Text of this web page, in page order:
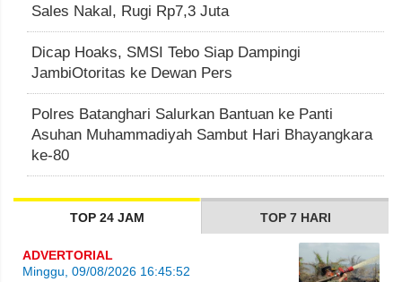
Sales Nakal, Rugi Rp7,3 Juta
Dicap Hoaks, SMSI Tebo Siap Dampingi
JambiOtoritas ke Dewan Pers
Polres Batanghari Salurkan Bantuan ke Panti
Asuhan Muhammadiyah Sambut Hari Bhayangkara
ke-80
TOP 24 JAM TOP 7 HARI
ADVERTORIAL
Minggu, 09/08/2026 16:45:52